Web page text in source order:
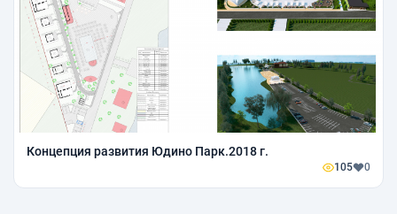
Концепция развития Юдино Парк.2018 г.
105 0